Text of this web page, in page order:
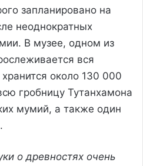
запланировано на
неоднократных
В музее, одном из
вся
около 130 000
гробницу Тутанхамона
мумий, а также один
о древностях очень